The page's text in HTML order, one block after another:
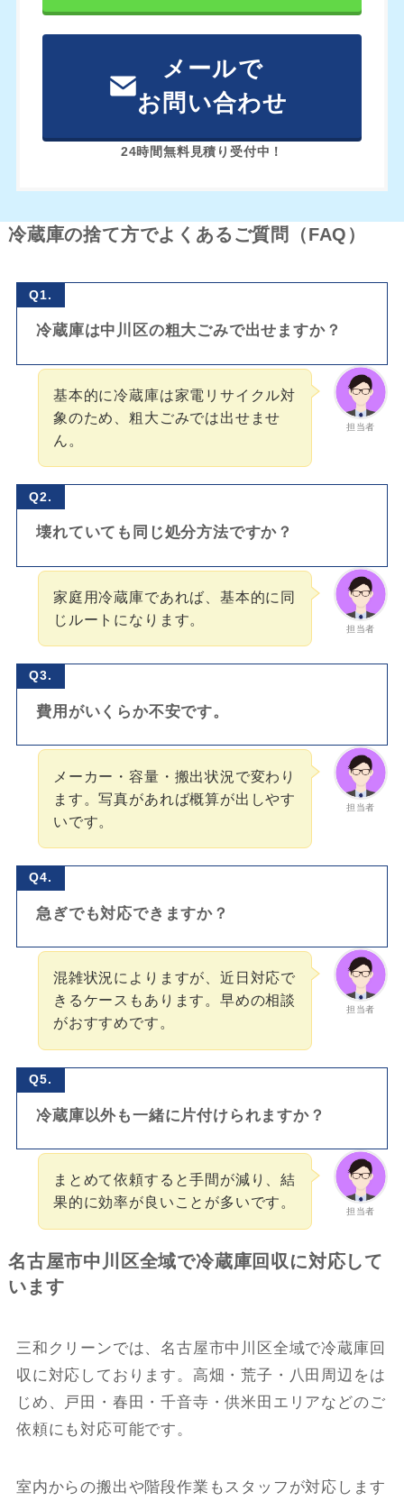
メールで
お問い合わせ
24時間無料見積り受付中！
冷蔵庫の捨て方でよくあるご質問（FAQ）
Q1.
冷蔵庫は中川区の粗大ごみで出せますか？
担当者
基本的に冷蔵庫は家電リサイクル対
象のため、粗大ごみでは出せませ
ん。
Q2.
壊れていても同じ処分方法ですか？
担当者
家庭用冷蔵庫であれば、基本的に同
じルートになります。
Q3.
費用がいくらか不安です。
担当者
メーカー・容量・搬出状況で変わり
ます。写真があれば概算が出しやす
いです。
Q4.
急ぎでも対応できますか？
担当者
混雑状況によりますが、近日対応で
きるケースもあります。早めの相談
がおすすめです。
Q5.
冷蔵庫以外も一緒に片付けられますか？
担当者
まとめて依頼すると手間が減り、結
果的に効率が良いことが多いです。
名古屋市中川区全域で冷蔵庫回収に対応して
います
三和クリーンでは、名古屋市中川区全域で冷蔵庫回
収に対応しております。高畑・荒子・八田周辺をは
じめ、戸田・春田・千音寺・供米田エリアなどのご
依頼にも対応可能です。
室内からの搬出や階段作業もスタッフが対応します